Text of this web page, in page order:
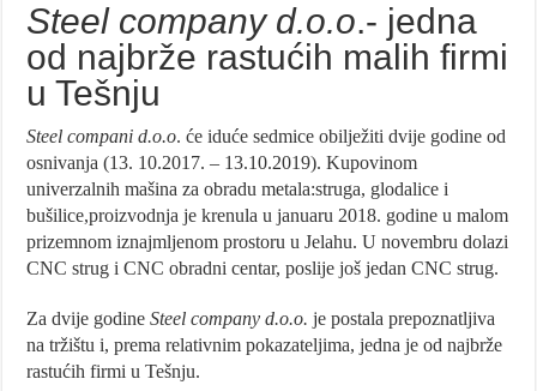
Steel company d.o.o.- jedna
od najbrže rastućih malih firmi
u Tešnju
Steel compani d.o.o. će iduće sedmice obilježiti dvije godine od
osnivanja (13. 10.2017. – 13.10.2019). Kupovinom
univerzalnih mašina za obradu metala:struga, glodalice i
bušilice,proizvodnja je krenula u januaru 2018. godine u malom
prizemnom iznajmljenom prostoru u Jelahu. U novembru dolazi
CNC strug i CNC obradni centar, poslije još jedan CNC strug.
Za dvije godineSteel company d.o.o. je postala prepoznatljiva
na tržištu i, prema relativnim pokazateljima, jedna je od najbrže
rastućih firmi u Tešnju.